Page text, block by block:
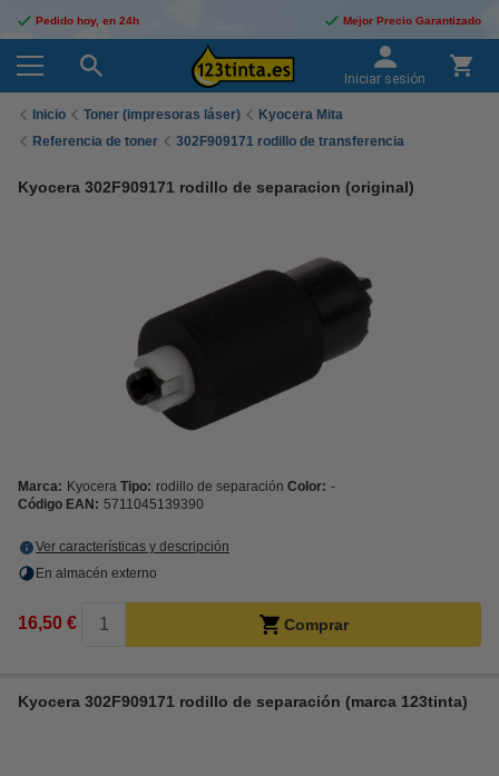
Pedido hoy, en 24h Mejor Precio Garantizado
Iniciar sesión
Inicio Toner (impresoras láser)
Kyocera Mita
Referencia de toner
302F909171 rodillo de transferencia
Kyocera 302F909171 rodillo de separacion (original)
Marca: Kyocera Tipo: rodillo de separación Color: -
Código EAN: 5711045139390
Ver características y descripción
En almacén externo
16,50 € Comprar
Kyocera 302F909171 rodillo de separación (marca 123tinta)